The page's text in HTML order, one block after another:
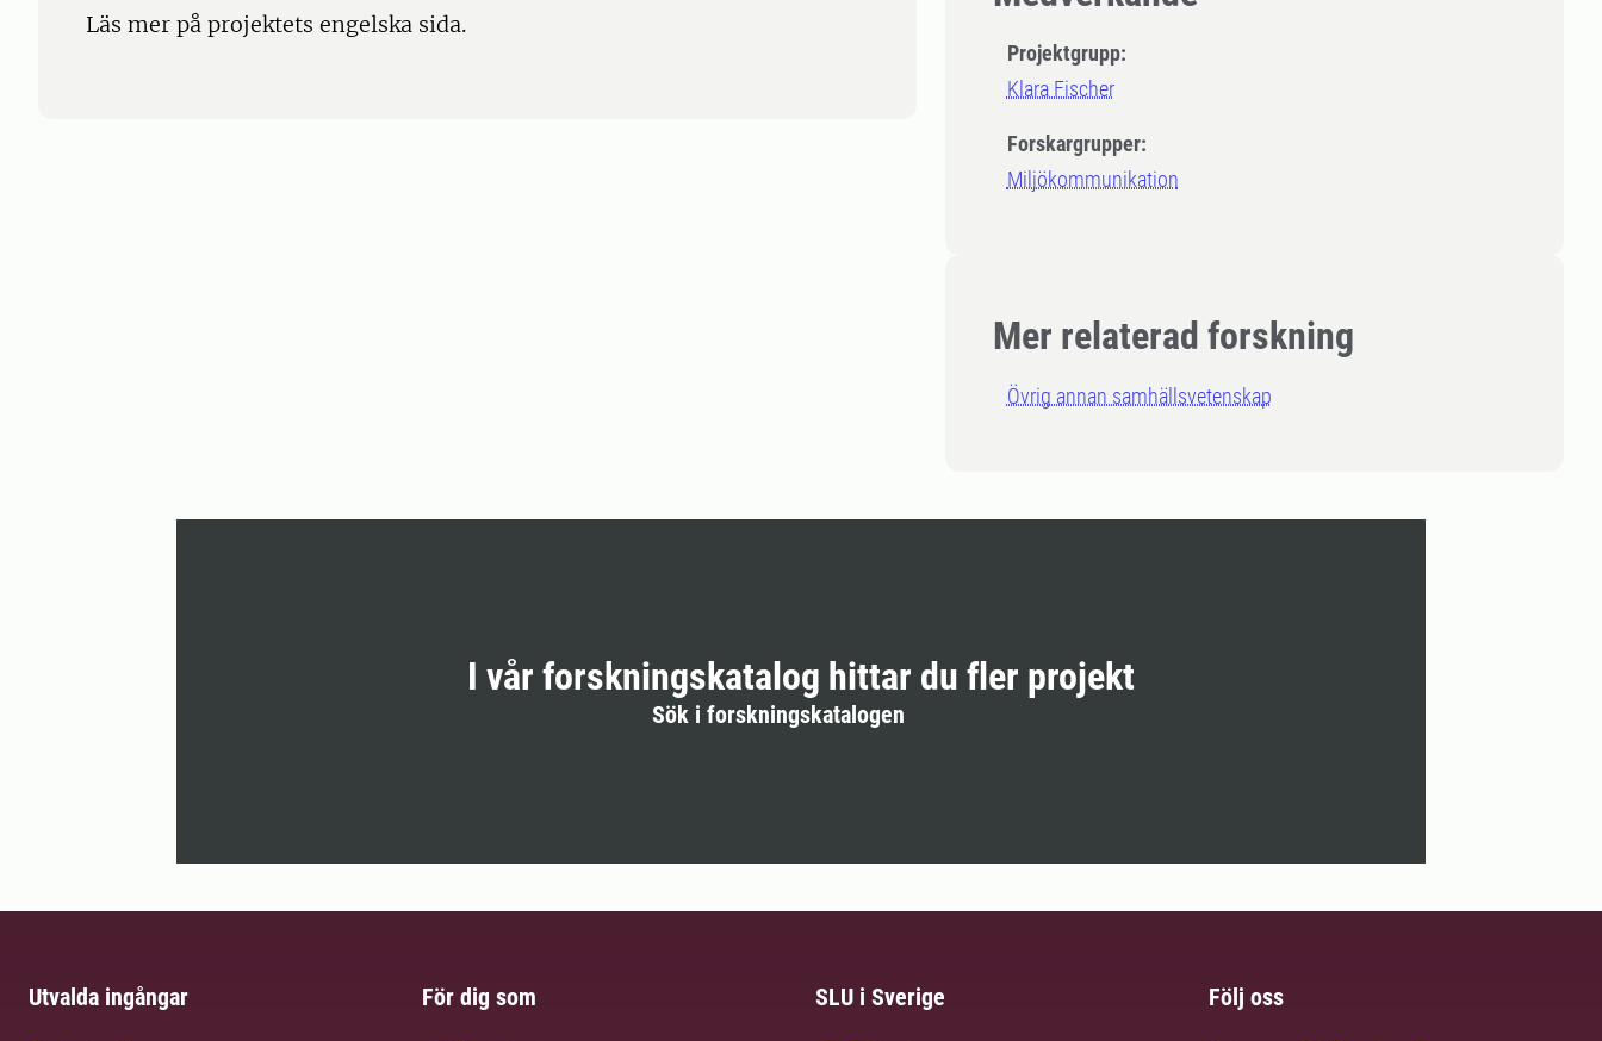
Projektgrupp:
Klara Fischer
Forskargrupper:
Miljökommunikation
Mer relaterad forskning
Övrig annan samhällsvetenskap
Läs mer på projektets engelska sida.
I vår forskningskatalog hittar du fler projekt
Sök i forskningskatalogen
Utvalda ingångar För dig som SLU i Sverige Följ oss